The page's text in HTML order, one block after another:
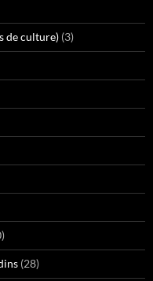
de culture) (3)
(28)